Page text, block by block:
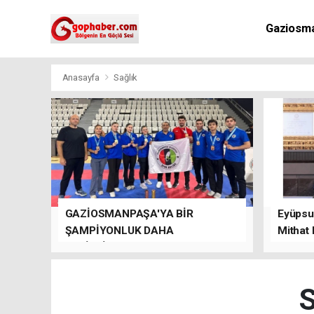
Anasayfa Sağlık
GAZİOSMANPAŞA'YA BİR
ŞAMPİYONLUK DAHA
Mithat